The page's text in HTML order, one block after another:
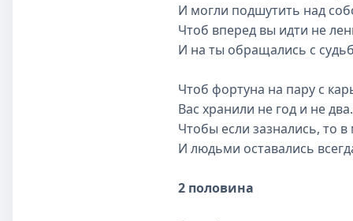
И могли подшутить над
Чтоб вперед вы идти не
И на ты обращались с
Чтоб фортуна на пару с
Вас хранили не год и не два.
Чтобы если зазнались, то в
И людьми оставались
2 половина